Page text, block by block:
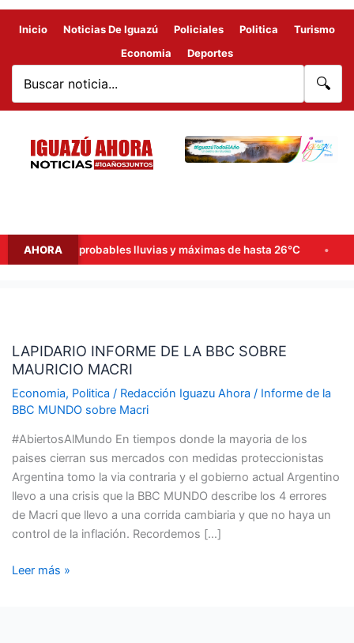
Inicio Noticias De Iguazú Policiales Politica
Turismo
Economia
Deportes
🔍
AHORA
semana: probables lluvias y máximas de hasta 26°C
LAPIDARIO INFORME DE LA BBC SOBRE
MAURICIO MACRI
Economia, Politica / Redacción Iguazu Ahora / Informe de la
BBC MUNDO sobre Macri
#AbiertosAlMundo En tiempos donde la mayoria de los
paises cierran sus mercados con medidas proteccionistas
Argentina tomo la via contraria y el gobierno actual Argentino
llevo a una crisis que la BBC MUNDO describe los 4 errores
de Macri que llevo a una corrida cambiaria y que no haya un
control de la inflación. Recordemos […]
DE
LA
BBC
SOBRE
MACRI
Leer más »